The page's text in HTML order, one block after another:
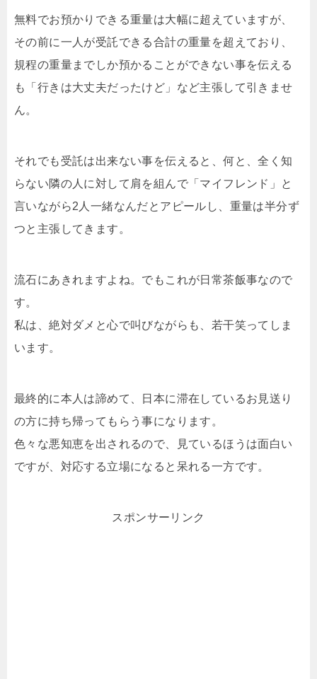
無料でお預かりできる重量は大幅に超えていますが、
その前に一人が受託できる合計の重量を超えており、
規程の重量までしか預かることができない事を伝える
も「行きは大丈夫だったけど」など主張して引きませ
ん。
それでも受託は出来ない事を伝えると、何と、全く知
らない隣の人に対して肩を組んで「マイフレンド」と
言いながら2人一緒なんだとアピールし、重量は半分ず
つと主張してきます。
流石にあきれますよね。でもこれが日常茶飯事なので
す。
私は、絶対ダメと心で叫びながらも、若干笑ってしま
います。
最終的に本人は諦めて、日本に滞在しているお見送り
の方に持ち帰ってもらう事になります。
色々な悪知恵を出されるので、見ているほうは面白い
ですが、対応する立場になると呆れる一方です。
スポンサーリンク